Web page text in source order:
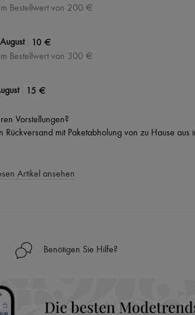
Bestellwert von 200 €
10 €
Bestellwert von 300 €
15 €
Vorstellungen?
Rückversand mit Paketabholung von zu Hause aus
Artikel ansehen
Ländern
Haus aus der LVMH-Gruppe
Benötigen Sie Hilfe?